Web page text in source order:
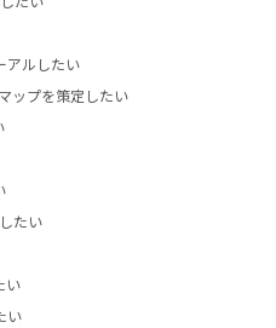
アルしたい
ップを策定したい
たい
い
い